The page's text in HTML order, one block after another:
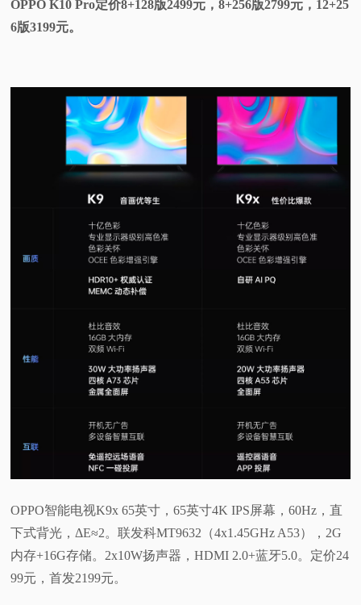
OPPO K10 Pro定价8+128版2499元，8+256版2799元，12+25
6版3199元。
OPPO智能电视K9x 65英寸，65英寸4K IPS屏幕，60Hz，直
下式背光，ΔE≈2。联发科MT9632（4x1.45GHz A53），2G
内存+16G存储。2x10W扬声器，HDMI 2.0+蓝牙5.0。定价24
99元，首发2199元。